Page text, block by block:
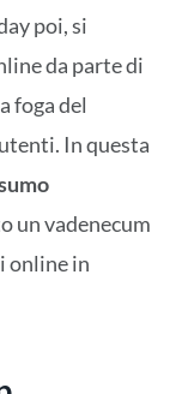
poi, si
da parte di
foga del
In questa
un vadenecum
online in